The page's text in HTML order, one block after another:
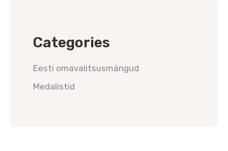
Categories
Eesti omavalitsusmängud
Medalistid